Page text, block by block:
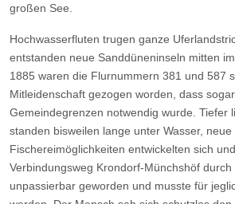
großen See.
Hochwasserfluten trugen ganze
entstanden neue Sanddüneninseln mitten
1885 waren die Flurnummern 381 und 587
Mitleidenschaft gezogen worden, dass
Gemeindegrenzen notwendig wurde. Tiefer
standen bisweilen lange unter Wasser, neue
Fischereimöglichkeiten entwickelten sich
Verbindungsweg Krondorf-Münchshöf
unpassierbar geworden und musste für